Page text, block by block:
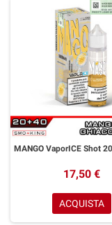
17,50 €
ACQUISTA